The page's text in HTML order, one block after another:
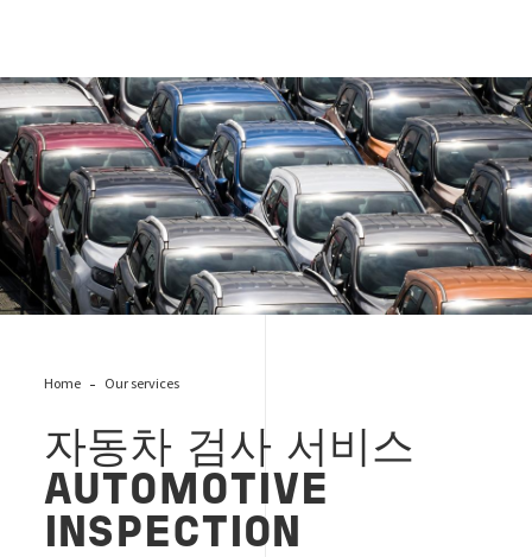
VEHICLES INSPECTION SERVICE
Home Our services
자동차 검사 서비스
AUTOMOTIVE
INSPECTION